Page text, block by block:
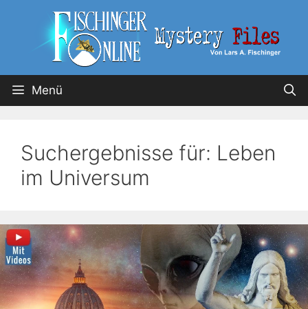
Menü
Suchergebnisse für: Leben
im Universum